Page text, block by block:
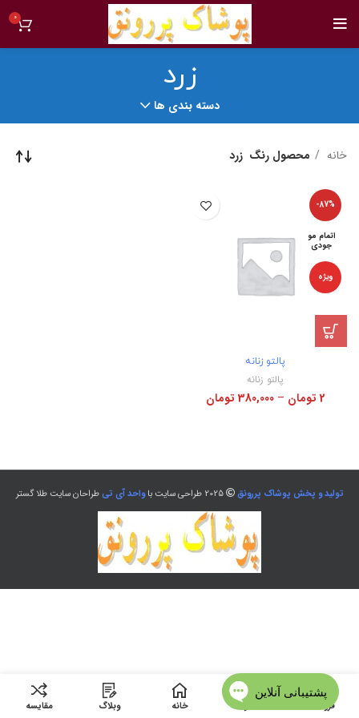
0
زرد
دسته بندی ها
خانه محصول رنگ زرد
-87%
اتمام مو
جودی
ویژه
پالتو زنانه
پالتو زنانه
2 تومان –
380,000 تومان
تولید و پخش پوشاک پررونق 2025 طراحی سایت با واحد آی تیطراحان سایت طلا گستر
فروشگاه خانه وبلاگ مقایسه